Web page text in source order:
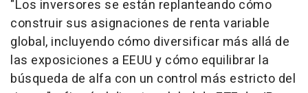
"Los inversores se están replanteando cómo
construir sus asignaciones de renta variable
global, incluyendo cómo diversificar más allá de
las exposiciones a EEUU y cómo equilibrar la
búsqueda de alfa con un control más estricto del